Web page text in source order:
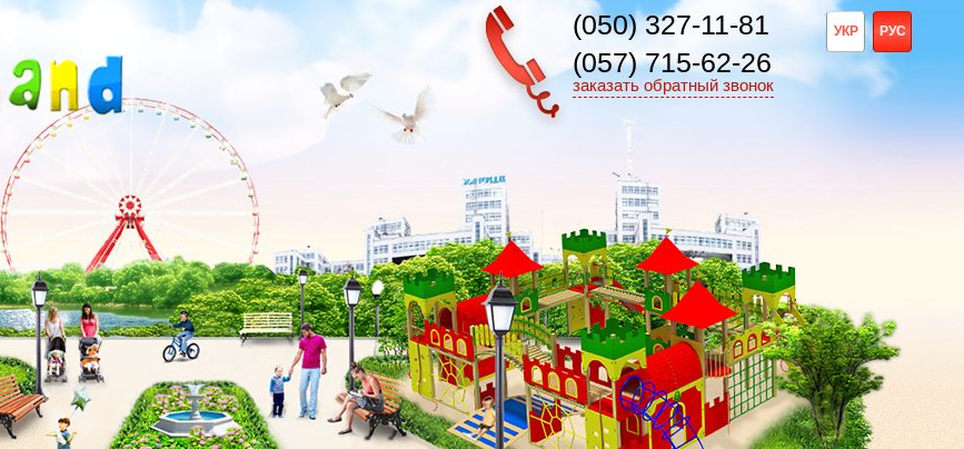
РУС
УКР
(050) 327-11-81
(057) 715-62-26
заказать обратный звонок